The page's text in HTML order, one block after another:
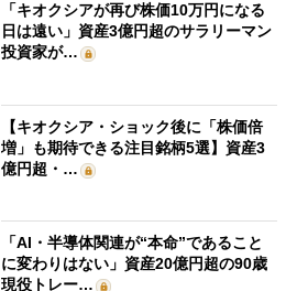
「キオクシアが再び株価10万円になる
日は遠い」資産3億円超のサラリーマン
投資家が…
【キオクシア・ショック後に「株価倍
増」も期待できる注目銘柄5選】資産3
億円超・…
「AI・半導体関連が“本命”であること
に変わりはない」資産20億円超の90歳
現役トレー…